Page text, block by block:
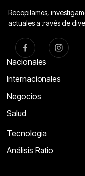
Recopilamos,
actuales a través de
Nacionales
Internacionales
Negocios
Salud
Tecnologia
Análisis Ratio